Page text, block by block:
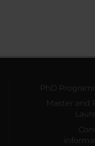
PhD
Master and